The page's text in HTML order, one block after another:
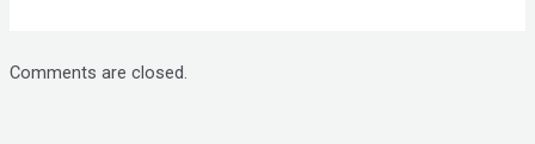
Comments are closed.